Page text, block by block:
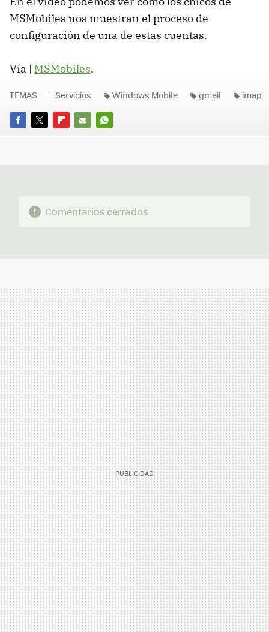
MSMobiles nos muestran el proceso de
configuración de una de estas cuentas.
Vía | MSMobiles.
FACEBOOK
TWITTERFLIPBOARD
E-
WHATSAPP
TEMAS Servicios Windows Mobile gmail imap
Comentarios cerrados